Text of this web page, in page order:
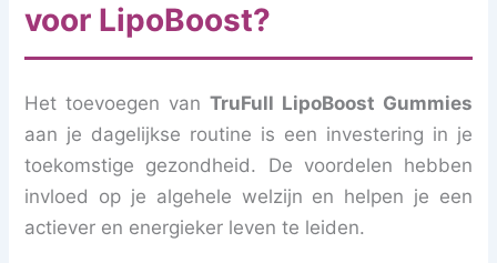
voor LipoBoost?
Het toevoegen van TruFull LipoBoost Gummies
aan je dagelijkse routine is een investering in je
toekomstige gezondheid. De voordelen hebben
invloed op je algehele welzijn en helpen je een
actiever en energieker leven te leiden.